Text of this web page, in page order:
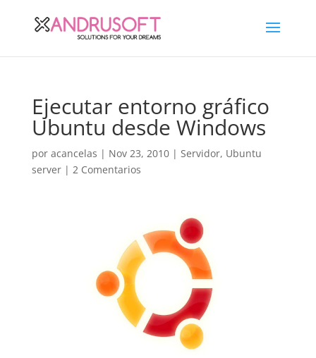
Ejecutar entorno gráfico
Ubuntu desde Windows
por acancelas | Nov 23, 2010| Servidor, Ubuntu
server| 2 Comentarios